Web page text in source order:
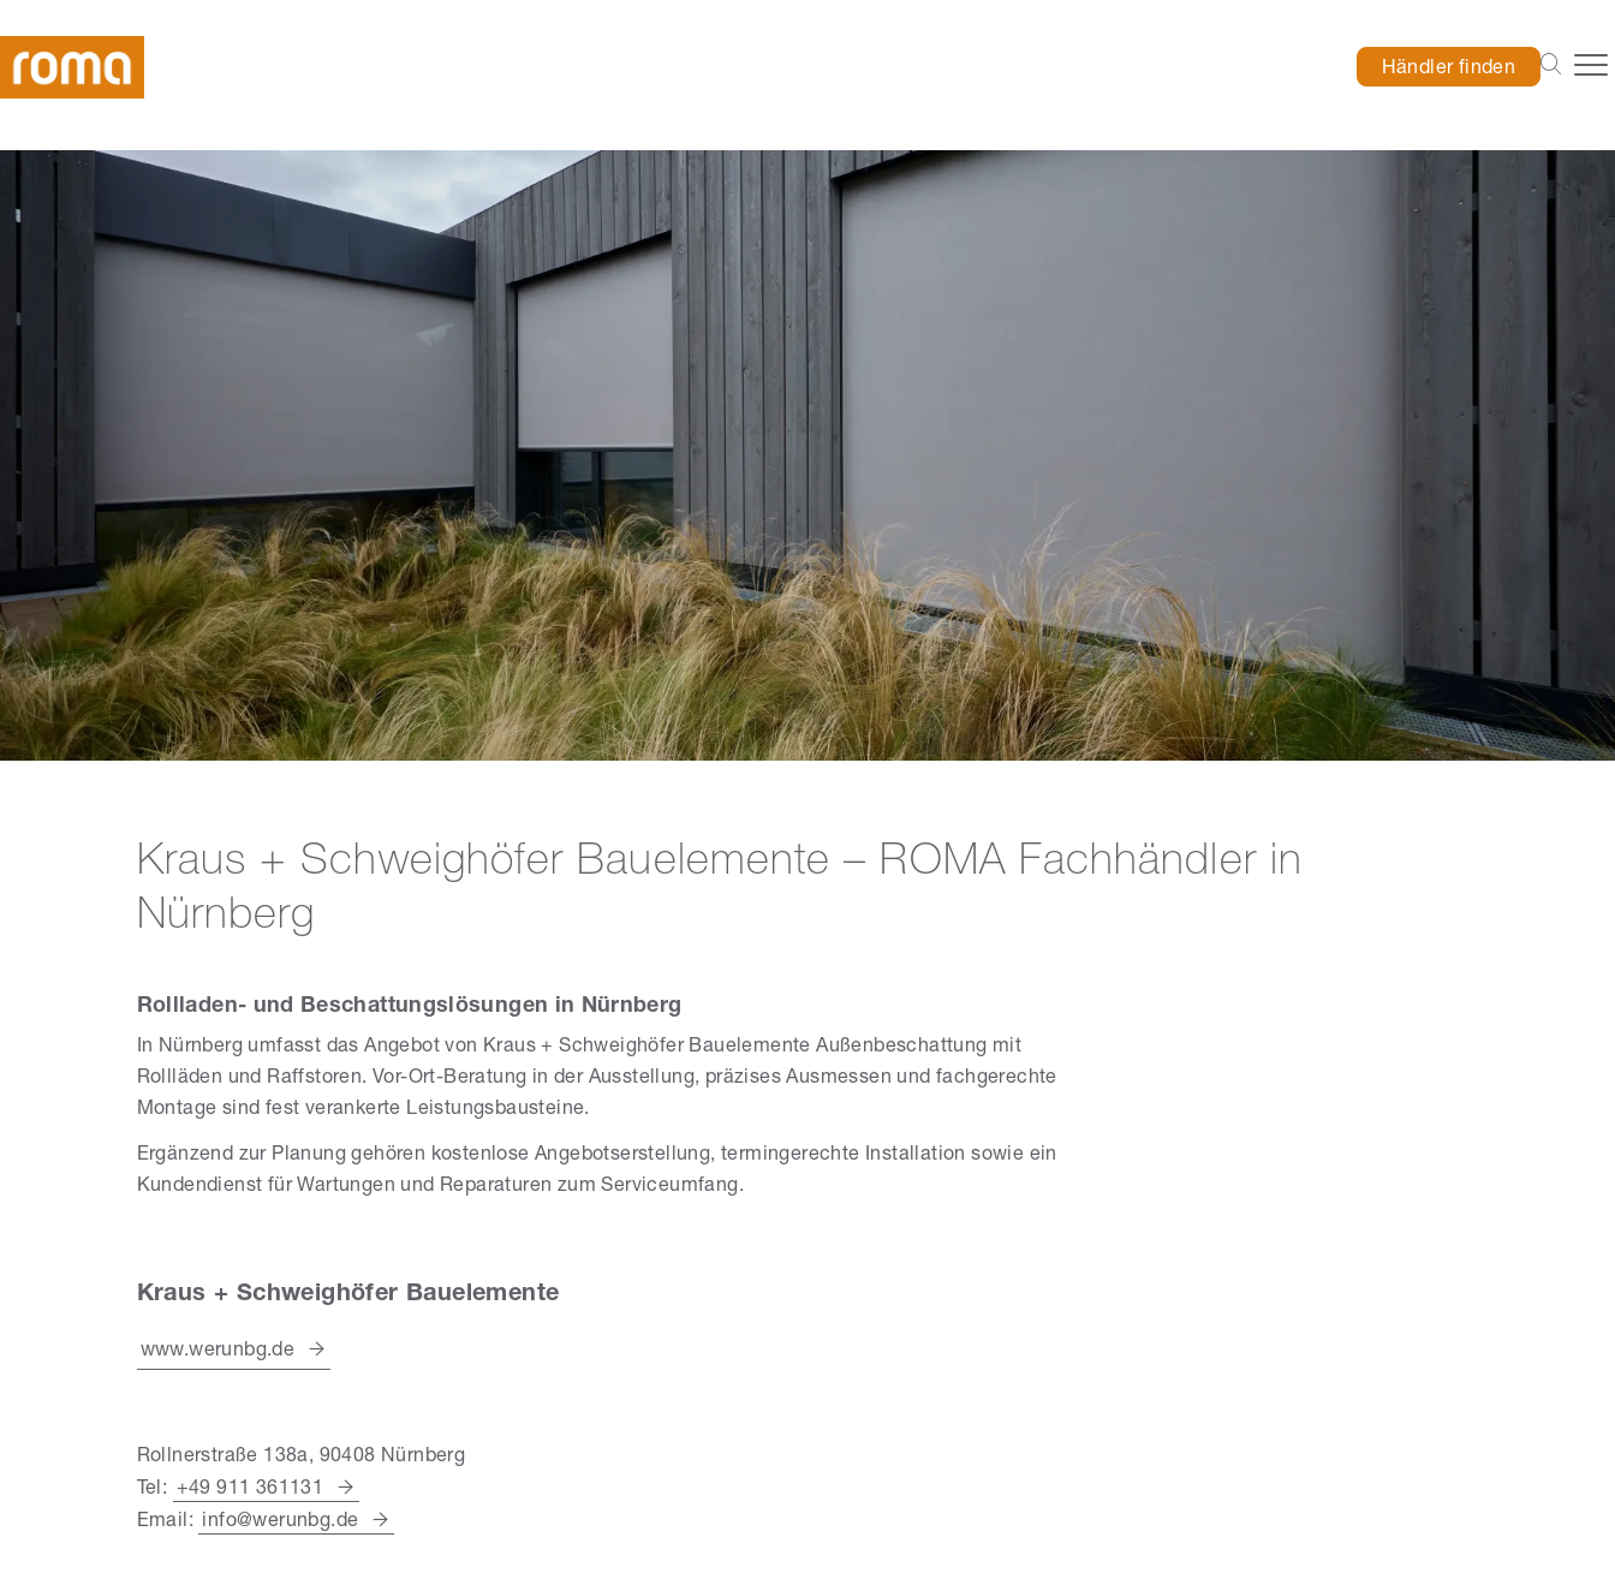
Händler finden
Kraus + Schweighöfer Bauelemente – ROMA Fachhändler in
Nürnberg
Rollladen- und Beschattungslösungen in Nürnberg
In Nürnberg umfasst das Angebot von Kraus + Schweighöfer Bauelemente Außenbeschattung mit
Rollläden und Raffstoren. Vor-Ort-Beratung in der Ausstellung, präzises Ausmessen und fachgerechte
Montage sind fest verankerte Leistungsbausteine.
Ergänzend zur Planung gehören kostenlose Angebotserstellung, termingerechte Installation sowie ein
Kundendienst für Wartungen und Reparaturen zum Serviceumfang.
Kraus + Schweighöfer Bauelemente
www.werunbg.de
Rollnerstraße 138a, 90408 Nürnberg
Tel: +49 911 361131
Email: info@werunbg.de